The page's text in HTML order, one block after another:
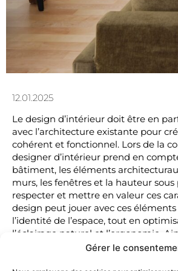
Gérer le
12.01.2025
Le design d’intérieur doit être en
avec l’architecture existante pour
cohérent et fonctionnel. Lors de la
designer d’intérieur prend en
bâtiment, les éléments
murs, les fenêtres et la hauteur
respecter et mettre en valeur ces
design peut jouer avec ces
l’identité de l’espace, tout en
l’éclairage naturel et l’ergonomie.
de matériaux, de couleurs et